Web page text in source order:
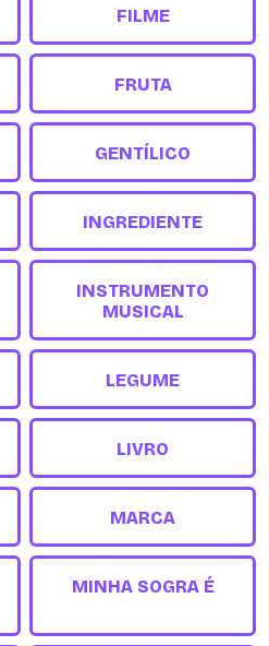
FILME
FRUTA
GENTÍLICO
INGREDIENTE
INSTRUMENTO
MUSICAL
LEGUME
LIVRO
MARCA
MINHA SOGRA É